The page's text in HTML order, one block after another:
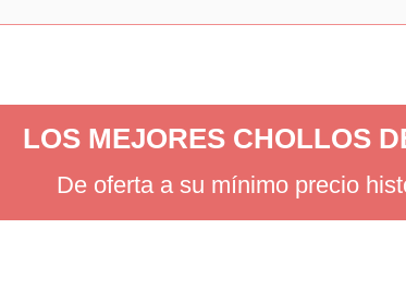
LOS MEJORES CHOLLOS
De oferta a su mínimo precio